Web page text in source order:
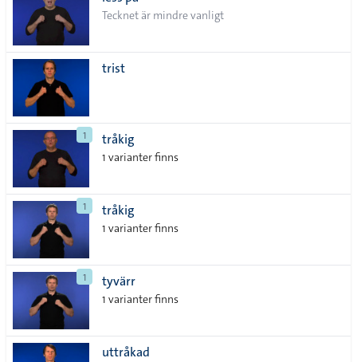
lista
Tecknet är mindre vanligt
trist
1 tråkig
1 varianter finns
1 tråkig
1 varianter finns
1 tyvärr
1 varianter finns
uttråkad